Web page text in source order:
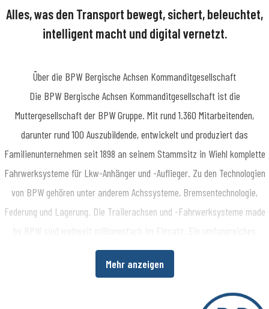
Alles, was den Transport bewegt, sichert, beleuchtet,
intelligent macht und digital vernetzt.
Mehr anzeigen
Über die BPW Bergische Achsen Kommanditgesellschaft
​Die BPW Bergische Achsen Kommanditgesellschaft ist die
Muttergesellschaft der BPW Gruppe. Mit rund 1.360 Mitarbeitenden,
darunter rund 100 Auszubildende, entwickelt und produziert das
Familienunternehmen seit 1898 an seinem Stammsitz in Wiehl komplette
Fahrwerksysteme für Lkw-Anhänger und -Auflieger. Zu den Technologien
von BPW gehören unter anderem Achssysteme, Bremsentechnologie,
Federung und Lagerung. Die Trailerachsen und -Fahrwerksysteme made
by BPW sind weltweit millionenfach im Einsatz. Ein umfangreiches
Dienstleistungsspektrum bietet Fahrzeugherstellern und -betreibern
darüber hinaus die Möglichkeit, die Wirtschaftlichkeit in ihren